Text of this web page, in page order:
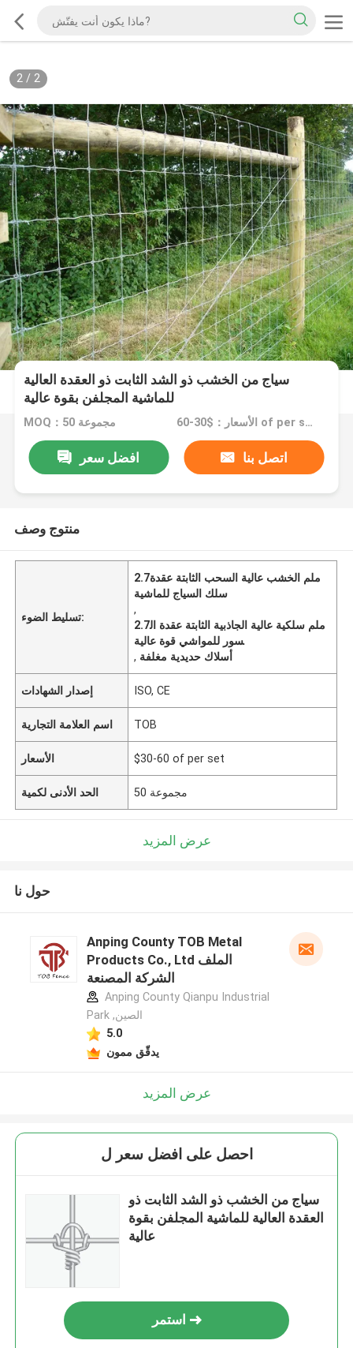
2/ 2
سياج من الخشب ذو الشد الثابت ذو العقدة العالية
للماشية المجلفن بقوة عالية
MOQ：50 مجموعة الأسعار：$30-60 of per set
افضل سعر اتصل بنا
منتوج وصف
تسليط الضوء:
2.7ملم الخشب عالية السحب الثابتة عقدة
سلك السياج للماشية
,
2.7ملم سلكية عالية الجاذبية الثابتة عقدة ال
سور للمواشي قوة عالية
, أسلاك حديدية مغلفة
إصدار الشهادات ISO, CE
اسم العلامة التجارية TOB
الأسعار $30-60 of per set
الحد الأدنى لكمية 50 مجموعة
عرض المزيد
حول نا
Anping County TOB Metal
Products Co., Ltd الملف
الشركة المصنعة
Anping County Qianpu Industrial
Park ,الصين
5.0
يدقّق ممون
عرض المزيد
احصل على افضل سعر ل
سياج من الخشب ذو الشد الثابت ذو
العقدة العالية للماشية المجلفن بقوة
عالية
استمر